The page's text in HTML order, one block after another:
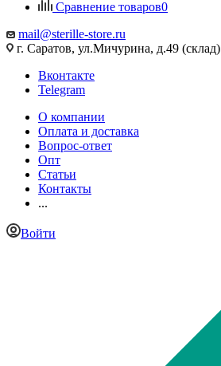
Сравнение товаров0
mail@sterille-store.ru
г. Саратов, ул.Мичурина, д.49 (склад)
Вконтакте
Telegram
О компании
Оплата и доставка
Вопрос-ответ
Опт
Статьи
Контакты
...
Войти